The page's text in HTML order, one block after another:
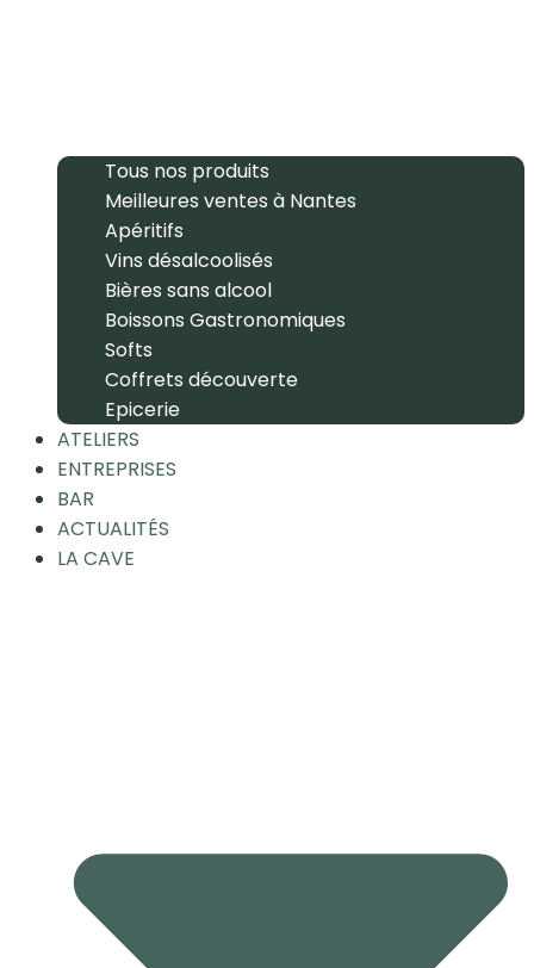
Tous nos produits
Meilleures ventes à Nantes
Apéritifs
Vins désalcoolisés
Bières sans alcool
Boissons Gastronomiques
Softs
Coffrets découverte
Epicerie
ATELIERS
ENTREPRISES
BAR
ACTUALITÉS
LA CAVE